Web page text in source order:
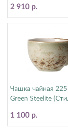
2 910 р.
Чашка чайная
Green Steelite
1 100 р.